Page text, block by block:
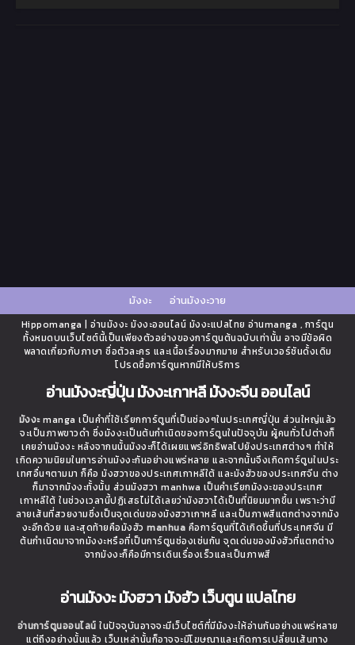
มังงะ อ่านมังงะวาย
Hippomanga | อ่านมังงะ มังงะออนไลน์ มังงะแปลไทย อ่านmanga , การ์ตูน
ทั้งหมดบนเว็บไซต์นี้เป็นเพียงตัวอย่างของการ์ตูนต้นฉบับเท่านั้น อาจมีข้อผิด
พลาดเกี่ยวกับภาษา ชื่อตัวละคร และเนื้อเรื่องมากมาย สำหรับเวอร์ชันดั้งเดิม
โปรดซื้อการ์ตูนหากมีให้บริการ
อ่านมังงะญี่ปุ่น มังงะเกาหลี มังงะจีน ออนไลน์
มังงะmanga เป็นคำที่ใช้เรียกการ์ตูนที่เป็นช่องๆในประเทศญี่ปุ่น ส่วนใหญ่แล้ว
จะเป็นภาพขาวดำ ซึ่งมังงะเป็นต้นกำเนิดของการ์ตูนในปัจจุบัน ผู้คนทั่วไปต่างก็
เคยอ่านมังงะ หลังจากนนั้นมังงะก็ได้เผยแพร่อิทธิพลไปยังประเทศต่างๆ ทำให้
เกิดความนิยมในการอ่านมังงะกันอย่างแพร่หลาย และจากนั้นจึงเกิดการ์ตูนในประ
เทศอื่นๆตามมา ก็คือ มังฮวาของประเทศเกาหลีใต้ และมังฮัวของประเทศจีน ต่าง
ก็มาจากมังงะทั้งนั้น ส่วนมังฮวา manhwa เป็นคำเรียกมังงะของประเทศ
เกาหลีใต้ ในช่วงเวลานี้ปฏิเสธไม่ได้เลยว่ามังฮวาได้เป็นที่นิยมมากขึ้น เพราะว่ามี
ลายเส้นที่สวยงามซึ่งเป็นจุดเด่นของมังฮวาเกาหลี และเป็นภาพสีแตกต่างจากมัง
งะอีกด้วย และสุดท้ายคือมังฮัว manhua คือการ์ตูนที่ได้เกิดขึ้นที่ประเทศจีน มี
ต้นกำเนิดมาจากมังงะหรือที่เป็นการ์ตูนช่องเช่นกัน จุดเด่นของมังฮัวที่แตกต่าง
จากมังงะก็คือมีการเดินเรื่องเร็วและเป็นภาพสี
อ่านมังงะ มังฮวา มังฮัว เว็บตูน แปลไทย
อ่านการ์ตูนออนไลน์ ในปัจจุบันอาจจะมีเว็บไซต์ที่มีมังงะให้อ่านกันอย่างแพร่หลาย
แต่ถึงอย่างนั้นแล้ว เว็บเหล่านั้นก็อาจจะมีโฆษณาและเกิดการเปลี่ยนเส้นทาง